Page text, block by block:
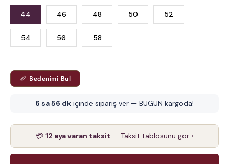
44 46 48 50 52
54 56 58
📏 Bedenimi Bul
6 sa 56 dk içinde sipariş ver — BUGÜN kargoda!
💳 12 aya varan taksit — Taksit tablosunu gör ›